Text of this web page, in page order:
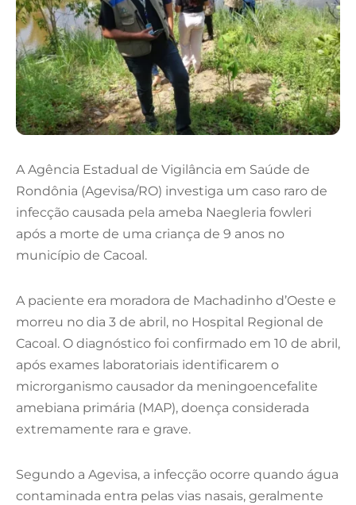
A Agência Estadual de Vigilância em Saúde de
Rondônia (Agevisa/RO) investiga um caso raro de
infecção causada pela ameba Naegleria fowleri
após a morte de uma criança de 9 anos no
município de Cacoal.
A paciente era moradora de Machadinho d’Oeste e
morreu no dia 3 de abril, no Hospital Regional de
Cacoal. O diagnóstico foi confirmado em 10 de abril,
após exames laboratoriais identificarem o
microrganismo causador da meningoencefalite
amebiana primária (MAP), doença considerada
extremamente rara e grave.
Segundo a Agevisa, a infecção ocorre quando água
contaminada entra pelas vias nasais, geralmente